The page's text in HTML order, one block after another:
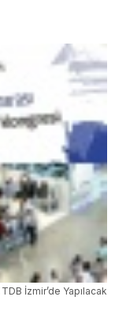
TDB İzmir’de Yapılacak